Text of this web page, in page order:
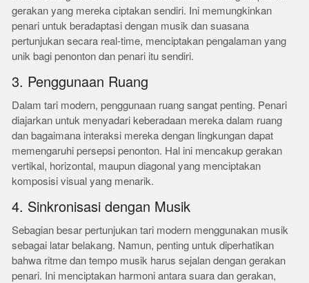
gerakan yang mereka ciptakan sendiri. Ini memungkinkan
penari untuk beradaptasi dengan musik dan suasana
pertunjukan secara real-time, menciptakan pengalaman yang
unik bagi penonton dan penari itu sendiri.
3. Penggunaan Ruang
Dalam tari modern, penggunaan ruang sangat penting. Penari
diajarkan untuk menyadari keberadaan mereka dalam ruang
dan bagaimana interaksi mereka dengan lingkungan dapat
memengaruhi persepsi penonton. Hal ini mencakup gerakan
vertikal, horizontal, maupun diagonal yang menciptakan
komposisi visual yang menarik.
4. Sinkronisasi dengan Musik
Sebagian besar pertunjukan tari modern menggunakan musik
sebagai latar belakang. Namun, penting untuk diperhatikan
bahwa ritme dan tempo musik harus sejalan dengan gerakan
penari. Ini menciptakan harmoni antara suara dan gerakan,